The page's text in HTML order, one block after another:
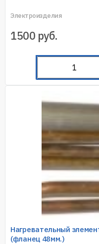
Электроизделия
1500 руб.
Нагревательный
(фланец 48мм.)